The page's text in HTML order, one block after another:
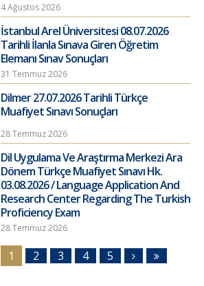
4 Ağustos 2026
İstanbul Arel Üniversitesi 08.07.2026
Tarihli İlanla Sınava Giren Öğretim
Elemanı Sınav Sonuçları
31 Temmuz 2026
Dilmer 27.07.2026 Tarihli Türkçe
Muafiyet Sınavı Sonuçları
28 Temmuz 2026
Dil Uygulama Ve Araştırma Merkezi Ara
Dönem Türkçe Muafiyet Sınavı Hk.
03.08.2026 / Language Application And
Research Center Regarding The Turkish
Proficiency Exam
28 Temmuz 2026
1 2 3 4 5